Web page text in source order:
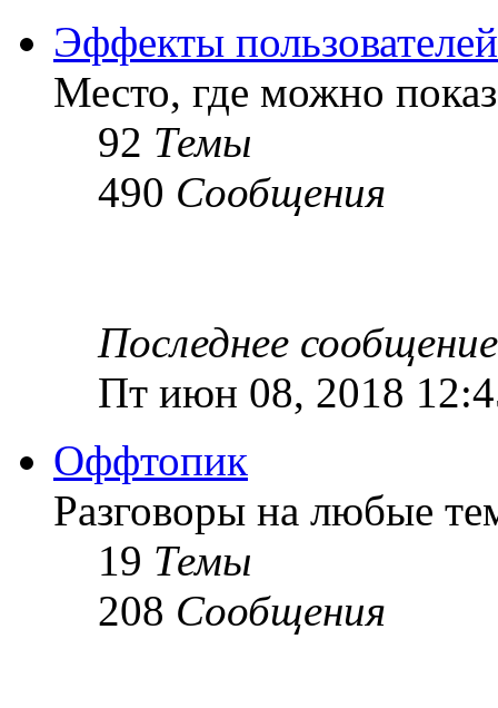
Эффекты пользователей
Место, где можно
92 Темы
490 Сообщения
Последнее сообщение
Пт июн 08, 2018
Оффтопик
Разговоры на любые
19 Темы
208 Сообщения